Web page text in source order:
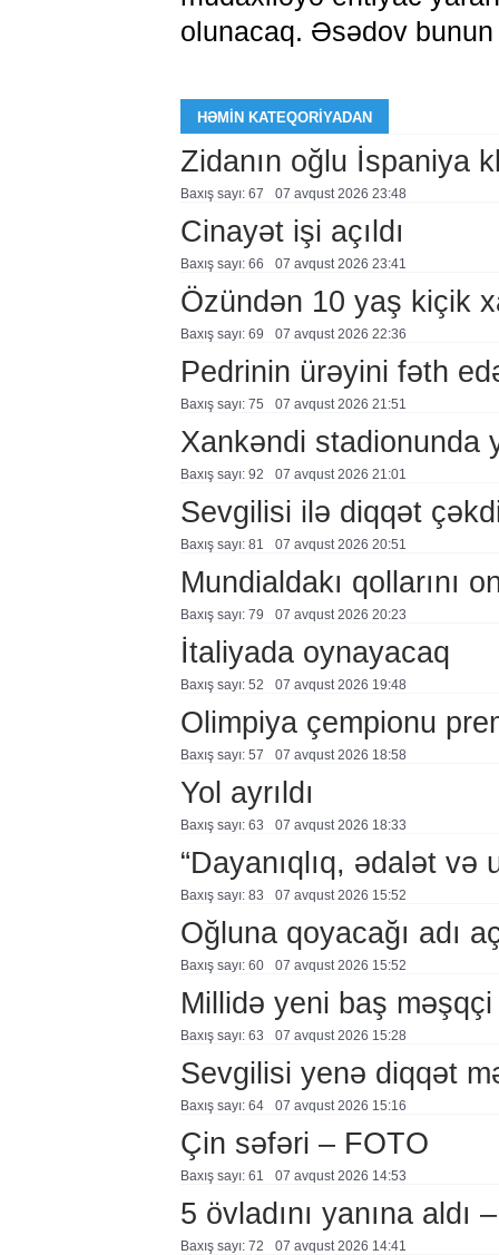
olunacaq. Əsədov
HƏMIN KATEQORIYADAN
Zidanın oğlu İspaniya
Baxış sayı: 67 07 avqust 2026 23:48
Cinayət işi açıldı
Baxış sayı: 66 07 avqust 2026 23:41
Özündən 10 yaş kiçik
Baxış sayı: 69 07 avqust 2026 22:36
Pedrinin ürəyini fəth
Baxış sayı: 75 07 avqust 2026 21:51
Xankəndi stadionunda
Baxış sayı: 92 07 avqust 2026 21:01
Sevgilisi ilə diqqət
Baxış sayı: 81 07 avqust 2026 20:51
Mundialdakı qollarını
Baxış sayı: 79 07 avqust 2026 20:23
İtaliyada oynayacaq
Baxış sayı: 52 07 avqust 2026 19:48
Olimpiya çempionu
Baxış sayı: 57 07 avqust 2026 18:58
Yol ayrıldı
Baxış sayı: 63 07 avqust 2026 18:33
“Dayanıqlıq, ədalət
Baxış sayı: 83 07 avqust 2026 15:52
Oğluna qoyacağı adı
Baxış sayı: 60 07 avqust 2026 15:52
Millidə yeni baş məşqçi
Baxış sayı: 63 07 avqust 2026 15:28
Sevgilisi yenə diqqət
Baxış sayı: 64 07 avqust 2026 15:16
Çin səfəri – FOTO
Baxış sayı: 61 07 avqust 2026 14:53
5 övladını yanına aldı
Baxış sayı: 72 07 avqust 2026 14:41